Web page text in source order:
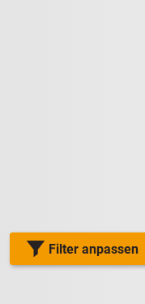
Filter anpassen